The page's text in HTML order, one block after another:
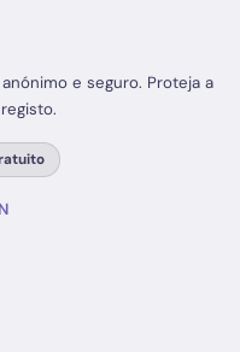
e seguro. Proteja a